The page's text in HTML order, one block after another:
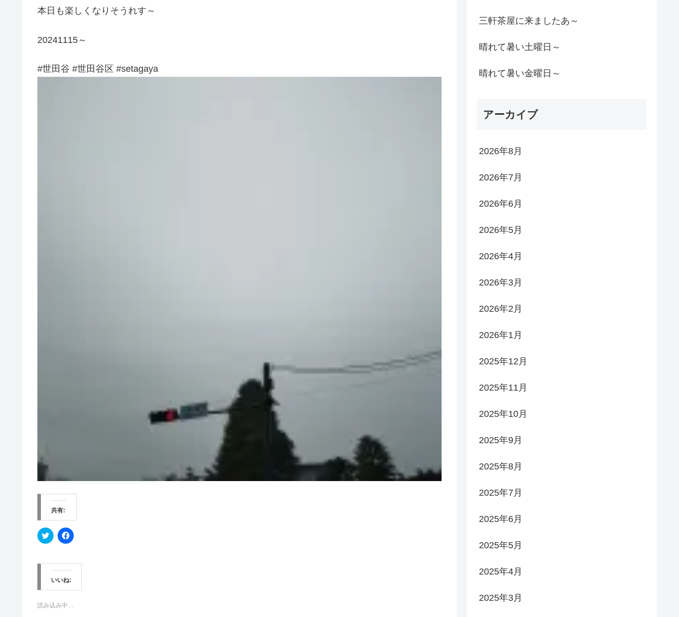
本日も楽しくなりそうれす～
20241115～
#世田谷 #世田谷区 #setagaya
共有:
ク
リ
て
T
w
t
e
F
a
o
o
k
共
す
いいね:
読み込み中…
三軒茶屋に来ましたあ～
晴れて暑い土曜日～
晴れて暑い金曜日～
アーカイブ
2026年8月
2026年7月
2026年6月
2026年5月
2026年4月
2026年3月
2026年2月
2026年1月
2025年12月
2025年11月
2025年10月
2025年9月
2025年8月
2025年7月
2025年6月
2025年5月
2025年4月
2025年3月